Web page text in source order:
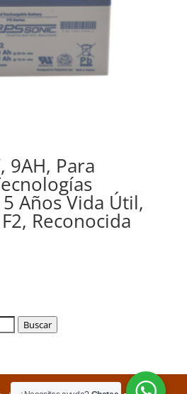
9AH, Para
Años Vida Útil,
Reconocida
Buscar